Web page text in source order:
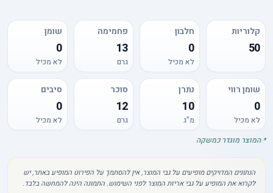
קלוריות
50
חלבון
0
לא מכיל
פחמימה
13
גרם
שומן
0
לא מכיל
שומן רווי
0
לא מכיל
נתרן
10
מ"ג
סוכר
12
גרם
סיבים
0
לא מכיל
* המוצר מוגדר כמשקה
הנתונים המדויקים מופיעים על גבי המוצר, אין להסתמך על הפירוט המופיע באתר, יש
לקרוא את המופיע על גבי אריזת המוצר לפני השימוש. התמונה הינה להמחשה בלבד.